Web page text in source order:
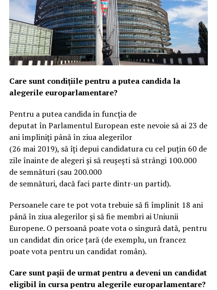
Care sunt condițiile pentru a putea candida la
alegerile europarlamentare?
Pentru a putea candida in funcția de
deputat în Parlamentul European este nevoie să ai 23 de
ani împliniți până în ziua alegerilor
(26 mai 2019), să îți depui candidatura cu cel puțin 60 de
zile înainte de alegeri și să reușești să strângi 100.000
de semnături (sau 200.000
de semnături, dacă faci parte dintr-un partid).
Persoanele care te pot vota trebuie să fi împlinit 18 ani
până în ziua alegerilor și să fie membri ai Uniunii
Europene. O persoană poate vota o singură dată, pentru
un candidat din orice țară (de exemplu, un francez
poate vota pentru un candidat român).
Care sunt pașii de urmat pentru a deveni un candidat
eligibil în cursa pentru alegerile europarlamentare?